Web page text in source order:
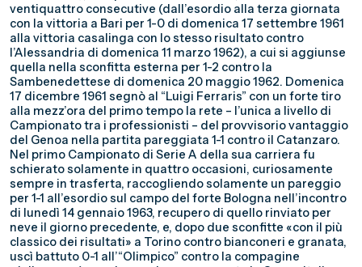
ventiquattro consecutive (dall’esordio alla terza giornata
con la vittoria a Bari per 1-0 di domenica 17 settembre 1961
alla vittoria casalinga con lo stesso risultato contro
l’Alessandria di domenica 11 marzo 1962), a cui si aggiunse
quella nella sconfitta esterna per 1-2 contro la
Sambenedettese di domenica 20 maggio 1962. Domenica
17 dicembre 1961 segnò al “Luigi Ferraris” con un forte tiro
alla mezz’ora del primo tempo la rete – l’unica a livello di
Campionato tra i professionisti – del provvisorio vantaggio
del Genoa nella partita pareggiata 1-1 contro il Catanzaro.
Nel primo Campionato di Serie A della sua carriera fu
schierato solamente in quattro occasioni, curiosamente
sempre in trasferta, raccogliendo solamente un pareggio
per 1-1 all’esordio sul campo del forte Bologna nell’incontro
di lunedì 14 gennaio 1963, recupero di quello rinviato per
neve il giorno precedente, e, dopo due sconfitte «con il più
classico dei risultati» a Torino contro bianconeri e granata,
uscì battuto 0-1 all’“Olimpico” contro la compagine